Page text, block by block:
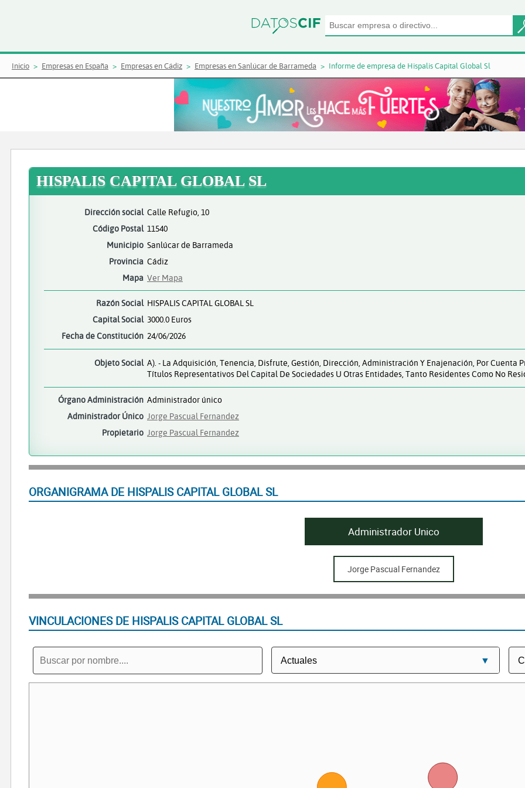
Inicio Empresas en España Empresas en Cádiz Empresas en Sanlúcar de Barrameda Informe de empresa de Hispalis Capital Global Sl
HISPALIS CAPITAL GLOBAL SL
Dirección social Calle Refugio, 10
Código Postal 11540
Municipio Sanlúcar de Barrameda
Provincia Cádiz
Mapa Ver Mapa
Razón Social HISPALIS CAPITAL GLOBAL SL
Capital Social 3000.0 Euros
Fecha de Constitución 24/06/2026
Objeto Social A). - La Adquisición, Tenencia, Disfrute, Gestión, Dirección, Administración Y Enajenación, Por Cuenta
Títulos Representativos Del Capital De Sociedades U Otras Entidades, Tanto Residentes Como No
Órgano Administración Administrador único
Administrador Único Jorge Pascual Fernandez
Propietario Jorge Pascual Fernandez
ORGANIGRAMA DE HISPALIS CAPITAL GLOBAL SL
Administrador Unico
Jorge Pascual Fernandez
VINCULACIONES DE HISPALIS CAPITAL GLOBAL SL